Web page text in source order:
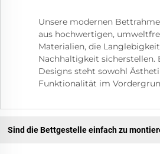
Unsere modernen
aus hochwertigen,
Materialien, die
Nachhaltigkeit sicherstellen.
Designs steht sowohl
Funktionalität im
Sind die Bettgestelle einfach zu